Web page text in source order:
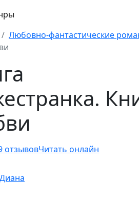
Любовно-фантастические
отзывовЧитать онлайн